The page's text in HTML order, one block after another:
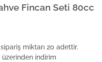
Fincan Seti 80cc
miktarı 20 adettir.
üzerinden indirim